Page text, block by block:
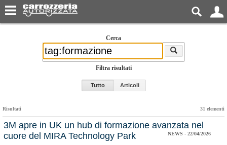
Cerca
Filtra risultati
Tutto Articoli
Risultati 31 elementi
3M apre in UK un hub di formazione avanzata nel
cuore del MIRA Technology Park
NEWS - 22/04/2026